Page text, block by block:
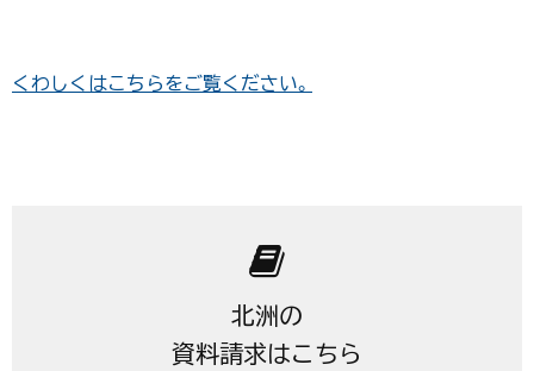
くわしくはこちらをご覧ください。
北洲の
資料請求はこちら